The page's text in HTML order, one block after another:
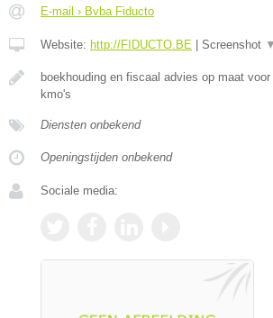
E-mail › Bvba Fiducto
Website: http://FIDUCTO.BE Screenshot ▼
boekhouding en fiscaal advies op maat
kmo's
Diensten onbekend
Openingstijden onbekend
Sociale media: